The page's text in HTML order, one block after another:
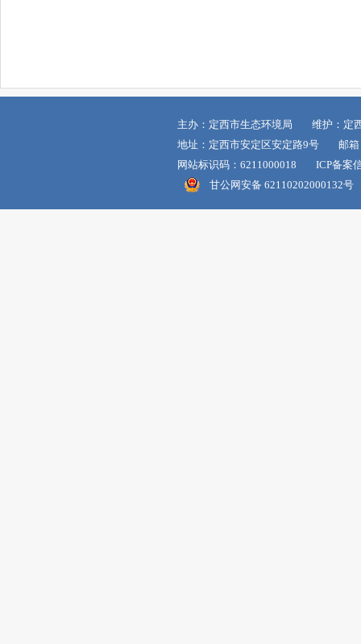
主办：定西市生态环境局 维护：定
地址：定西市安定区安定路9号 邮箱
网站标识码：6211000018 ICP备案
甘公网安备 62110202000132号